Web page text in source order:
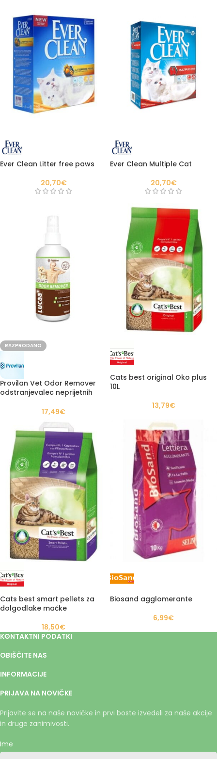
Ever Clean Litter free paws
20,70€
Ever Clean Multiple Cat
20,70€
RAZPRODANO
Provilan Vet Odor Remover
odstranjevalec neprijetnih
17,49€
Cats best original Oko plus
10L
13,79€
Cats best smart pellets za
dolgodlake mačke
18,50€
Biosand agglomerante
6,99€
KONTAKTNI PODATKI
OBIŠČITE NAS
INFORMACIJE
PRIJAVA NA NOVIČKE
Prijavite se na naše novičke in prvi boste izvedeli za naše akcije
in druge zanimivosti.
Ime